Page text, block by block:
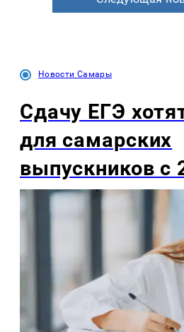
Новости Самары
Сдачу ЕГЭ
для самарских
выпускников с